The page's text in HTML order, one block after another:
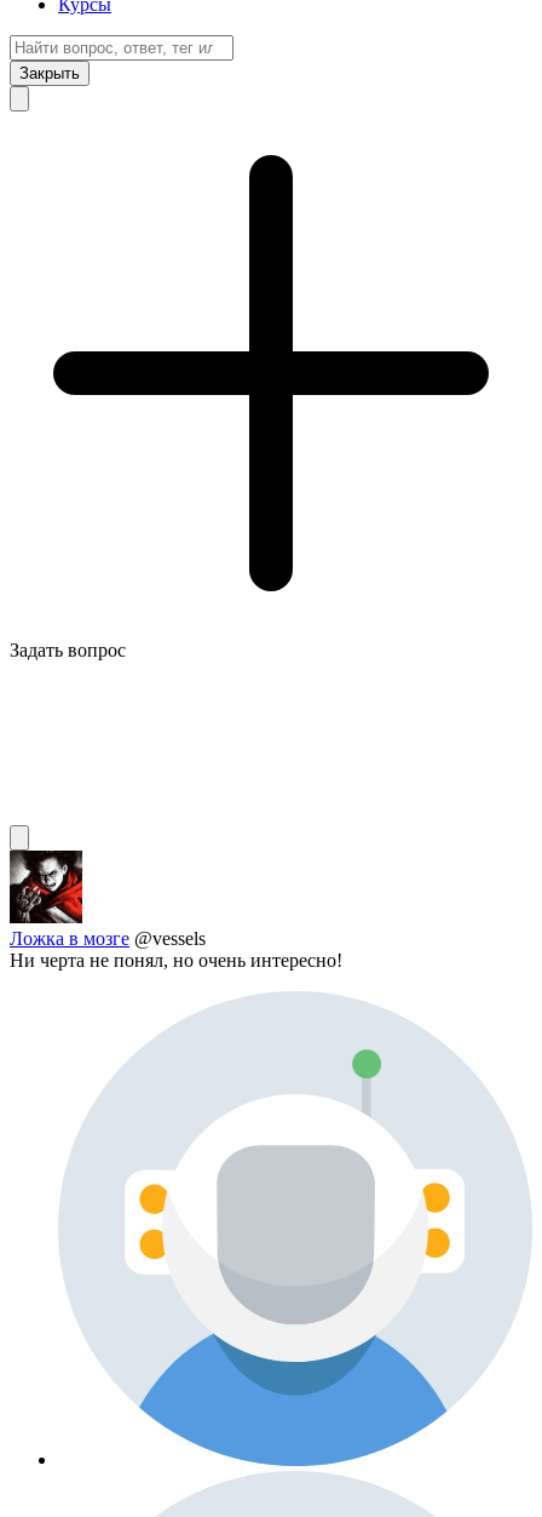
Курсы
Закрыть
Задать вопрос
Ложка в мозге @vessels
Ни черта не понял, но очень интересно!